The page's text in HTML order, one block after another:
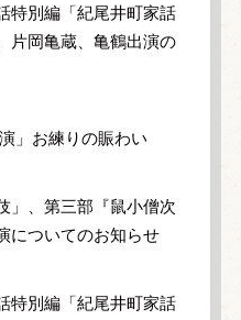
特別編「紀尾井町家話
片岡亀蔵、亀鶴出演の
」お練りの賑わい
」、第三部『鼠小僧次
ついてのお知らせ
特別編「紀尾井町家話